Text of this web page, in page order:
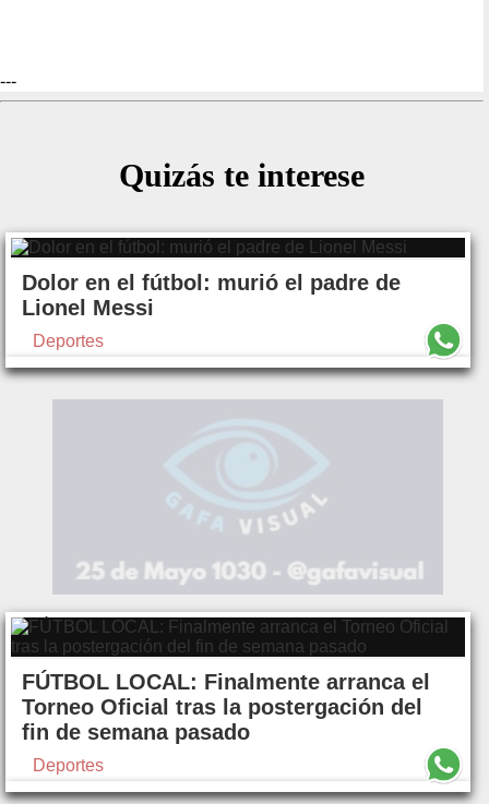
---
Quizás te interese
Dolor en el fútbol: murió el padre de
Lionel Messi
Deportes
FÚTBOL LOCAL: Finalmente arranca el
Torneo Oficial tras la postergación del
fin de semana pasado
Deportes